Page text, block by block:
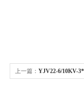
上一篇： YJV22-6/10KV-